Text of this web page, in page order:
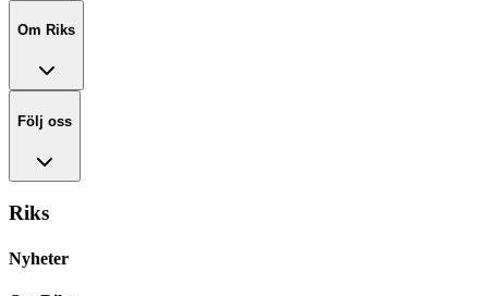
Om Riks
Följ oss
Riks
Nyheter